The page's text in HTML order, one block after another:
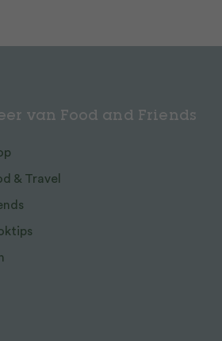
van Food and Friends
& Travel